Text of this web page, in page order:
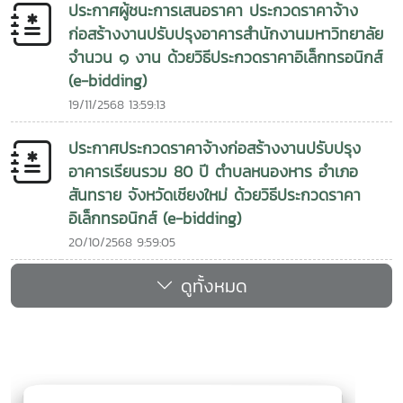
ประกาศผู้ชนะการเสนอราคา ประกวดราคาจ้าง
ก่อสร้างงานปรับปรุงอาคารสำนักงานมหาวิทยาลัย
จำนวน ๑ งาน ด้วยวิธีประกวดราคาอิเล็กทรอนิกส์
(e-bidding)
19/11/2568 13:59:13
ประกาศประกวดราคาจ้างก่อสร้างงานปรับปรุง
อาคารเรียนรวม 80 ปี ตำบลหนองหาร อำเภอ
สันทราย จังหวัดเชียงใหม่ ด้วยวิธีประกวดราคา
อิเล็กทรอนิกส์ (e-bidding)
20/10/2568 9:59:05
ดูทั้งหมด